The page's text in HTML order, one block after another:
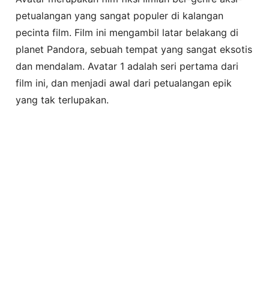
petualangan yang sangat populer di kalangan
pecinta film. Film ini mengambil latar belakang di
planet Pandora, sebuah tempat yang sangat eksotis
dan mendalam. Avatar 1 adalah seri pertama dari
film ini, dan menjadi awal dari petualangan epik
yang tak terlupakan.